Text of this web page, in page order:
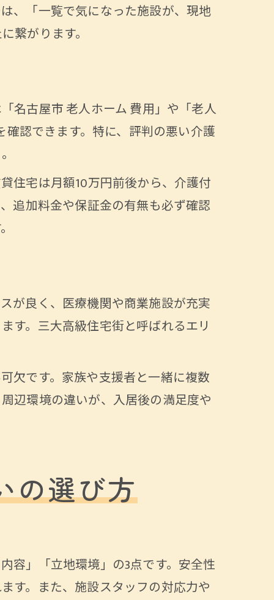
、「一覧で気になった施設が、現地
繋がります。
名古屋市 老人ホーム 費用」や「老人
認できます。特に、評判の悪い介護
住宅は月額10万円前後から、介護付
追加料金や保証金の有無も必ず確認
が良く、医療機関や商業施設が充実
す。三大高級住宅街と呼ばれるエリ
欠です。家族や支援者と一緒に複数
辺環境の違いが、入居後の満足度や
の選び方
容」「立地環境」の3点です。安全性
す。また、施設スタッフの対応力や